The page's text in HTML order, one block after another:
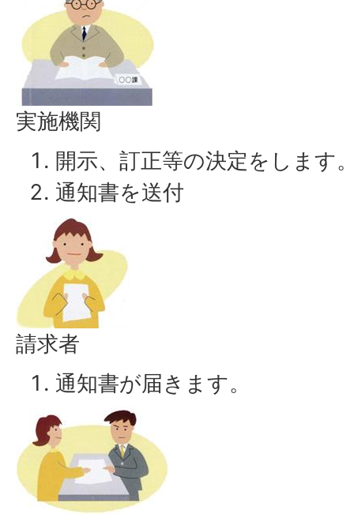
実施機関
開示、訂正等の決定をします
通知書を送付
請求者
通知書が届きます。